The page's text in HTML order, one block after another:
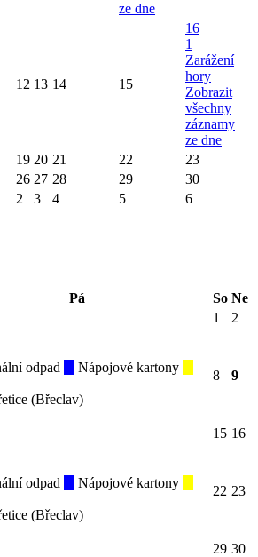
ze dne
12 13 14 15
16
1
Zarážení
hory
Zobrazit
všechny
záznamy
ze dne
19 20 21 22
23
26 27 28 29
30
2 3 4 5 6
Pá So Ne
1 2
odpad
Nápojové kartony
(Břeclav)
8 9
15 16
odpad
Nápojové kartony
(Břeclav)
22 23
29 30